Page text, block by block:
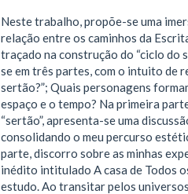
Neste trabalho, propõe-se uma
relação entre os caminhos da
traçado na construção do “ciclo do
se em três partes, com o intuito de
sertão?”; Quais personagens
espaço e o tempo? Na primeira
“sertão”, apresenta-se uma
consolidando o meu percurso
parte, discorro sobre as minhas
inédito intitulado A casa de Todos
estudo. Ao transitar pelos